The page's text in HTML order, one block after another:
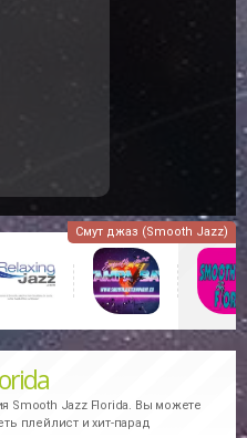
Смут джаз (Smooth Jazz)
Smooth Jazz Florida. Вы можете
плейлист и хит-парад